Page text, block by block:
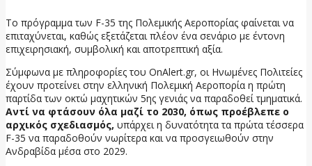
Το πρόγραμμα των F-35 της Πολεμικής Αεροπορίας φαίνεται να
επιταχύνεται, καθώς εξετάζεται πλέον ένα σενάριο με έντονη
επιχειρησιακή, συμβολική και αποτρεπτική αξία.
Σύμφωνα με πληροφορίες του OnAlert.gr, οι Ηνωμένες Πολιτείες
έχουν προτείνει στην ελληνική Πολεμική Αεροπορία η πρώτη
παρτίδα των οκτώ μαχητικών 5ης γενιάς να παραδοθεί τμηματικά.
Αντί να φτάσουν όλα μαζί το 2030, όπως προέβλεπε ο
αρχικός σχεδιασμός, υπάρχει η δυνατότητα τα πρώτα τέσσερα
F-35 να παραδοθούν νωρίτερα και να προσγειωθούν στην
Ανδραβίδα μέσα στο 2029.